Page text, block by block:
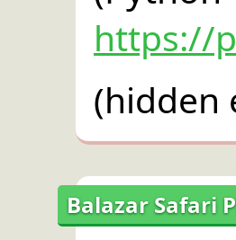
https://
(hidden
Balazar Safari